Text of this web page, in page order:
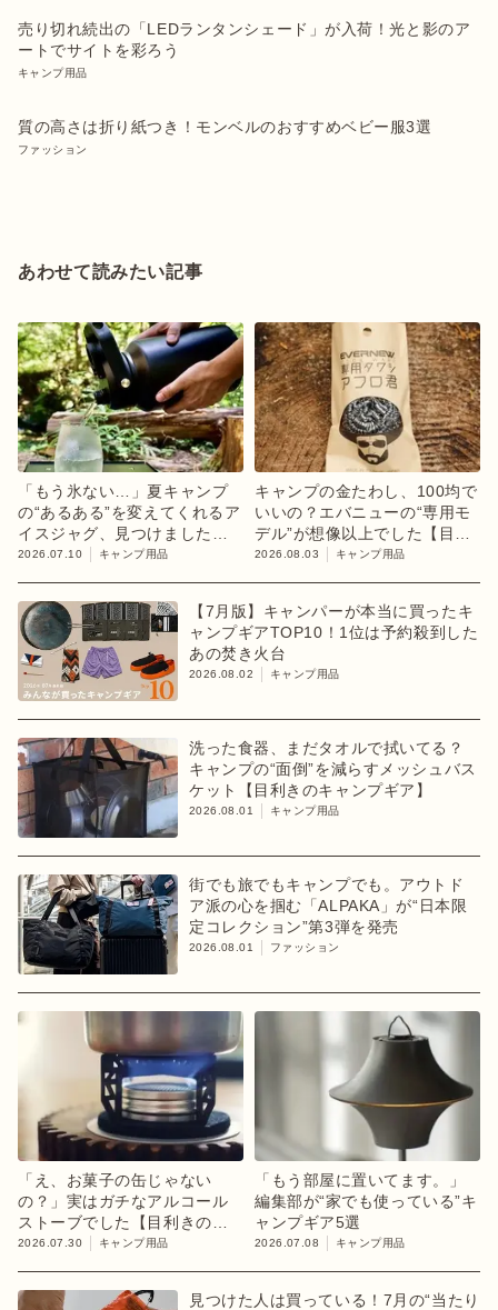
売り切れ続出の「LEDランタンシェード」が入荷！光と影のア
ートでサイトを彩ろう
キャンプ用品
質の高さは折り紙つき！モンベルのおすすめベビー服3選
ファッション
あわせて読みたい記事
「もう氷ない…」夏キャンプ
の“あるある”を変えてくれるア
イスジャグ、見つけました
【目利きのキャンプギア】
2026.07.10 キャンプ用品
キャンプの金たわし、100均で
いいの？エバニューの“専用モ
デル”が想像以上でした【目利
きのキャンプギア】
2026.08.03 キャンプ用品
【7月版】キャンパーが本当に買ったキ
ャンプギアTOP10！1位は予約殺到した
あの焚き火台
2026.08.02 キャンプ用品
洗った食器、まだタオルで拭いてる？
キャンプの“面倒”を減らすメッシュバス
ケット【目利きのキャンプギア】
2026.08.01 キャンプ用品
街でも旅でもキャンプでも。アウトド
ア派の心を掴む「ALPAKA」が“日本限
定コレクション”第3弾を発売
2026.08.01 ファッション
「え、お菓子の缶じゃない
の？」実はガチなアルコール
ストーブでした【目利きのキ
ャンプギア】
2026.07.30 キャンプ用品
「もう部屋に置いてます。」
編集部が“家でも使っている”キ
ャンプギア5選
2026.07.08 キャンプ用品
見つけた人は買っている！7月の“当たり